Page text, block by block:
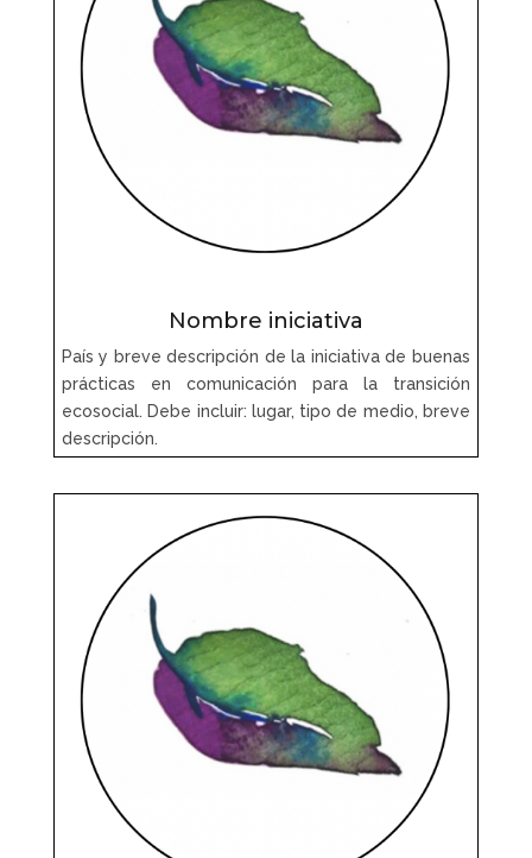
Nombre iniciativa
País y breve descripción de la iniciativa de buenas
prácticas en comunicación para la transición
ecosocial. Debe incluir: lugar, tipo de medio, breve
descripción.